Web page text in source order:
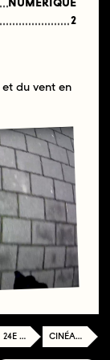
NUMÉRIQUE
2
du vent en
24E ÉDITION CINÉASTES 15-17,9